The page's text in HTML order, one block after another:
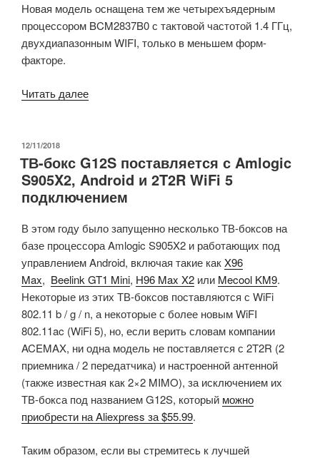
Новая модель оснащена тем же четырехъядерным
процессором BCM2837B0 с тактовой частотой 1.4 ГГц,
двухдиапазонным WIFI, только в меньшем форм-
факторе.
Читать далее«Компактная
3
A+
продается
за
$25»
ОПУБЛИКОВАНО
12/11/2018
ТВ-бокс G12S поставляется с Amlogic
S905X2, Android и 2T2R WiFi 5
подключением
В этом году было запущенно несколько ТВ-боксов на
базе процессора Amlogic S905X2 и работающих под
управлением Android, включая такие какX96
Max, Beelink GT1 Mini, H96 Max X2 или Mecool KM9.
Некоторые из этих ТВ-боксов поставляются с WiFi
802.11 b / g / n, а некоторые с более новым WiFI
802.11ac (WiFi 5), но, если верить словам компании
ACEMAX, ни одна модель не поставляется с 2T2R (2
приемника / 2 передатчика) и настроенной антенной
(также известная как 2×2 MIMO), за исключением их
ТВ-бокса под названием G12S, который можно
приобрести на Aliexpress за $55.99.
Таким образом, если вы стремитесь к лучшей